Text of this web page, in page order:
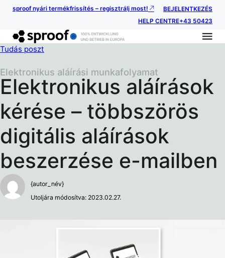
sproof nyári termékfrissítés – regisztrálj most!
BEJELENTKEZÉS
HELP CENTRE+43 50423
Tudás poszt
Elektronikus aláírások
kérése – többszörös
digitális aláírások
beszerzése e-mailben
Elektronikus aláírási munkafolyamat
{autor_név}
Utoljára módosítva: 2023.02.27.